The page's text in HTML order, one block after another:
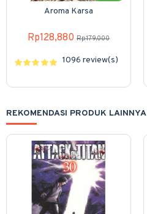
Aroma Karsa
Rp128,880 Rp179,000
1096 review(s)
REKOMENDASI PRODUK LAINNYA